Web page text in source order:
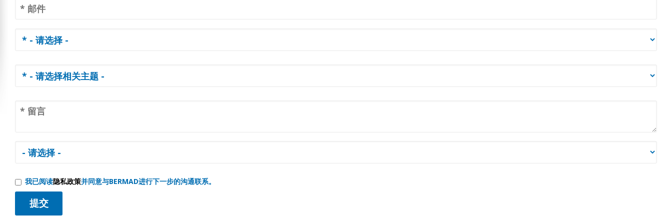
我已阅读隐私政策并同意与BERMAD进行下一步的沟通联系。